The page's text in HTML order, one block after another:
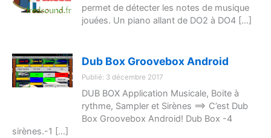
permet de détecter les notes de musique
jouées. Un piano allant de DO2 à DO4 […]
Dub Box Groovebox Android
Publié: 3 décembre 2017
DUB BOX Application Musicale, Boite à
rythme, Sampler et Sirènes ==> C’est Dub
Box Groovebox Android! Dub Box -4
sirènes.-1 […]